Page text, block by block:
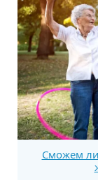
Сможем